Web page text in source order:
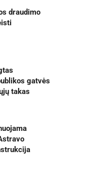
draudimo
gatvės
takas